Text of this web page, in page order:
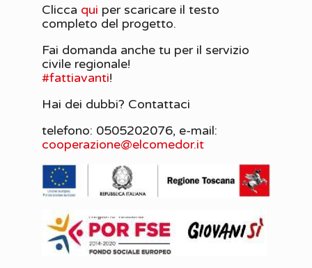
Clicca qui per scaricare il testo
completo del progetto.
Fai domanda anche tu per il servizio
civile regionale!
#fattiavanti!
Hai dei dubbi? Contattaci
telefono: 0505202076, e-mail:
cooperazione@elcomedor.it